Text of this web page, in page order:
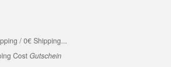
/ 0€ Shipping...
Cost Gutschein